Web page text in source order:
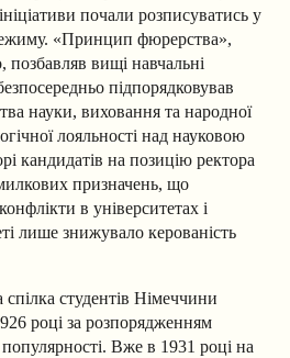
почали розписуватись у
«Принцип фюрерства»,
вищі навчальні
підпорядковував
науки, виховання та народної
лояльності над науковою
кандидатів на позицію ректора
призначень, що
в університетах і
лише знижувало керованість
спілка студентів Німеччини
році за розпорядженням
популярності. Вже в 1931 році на